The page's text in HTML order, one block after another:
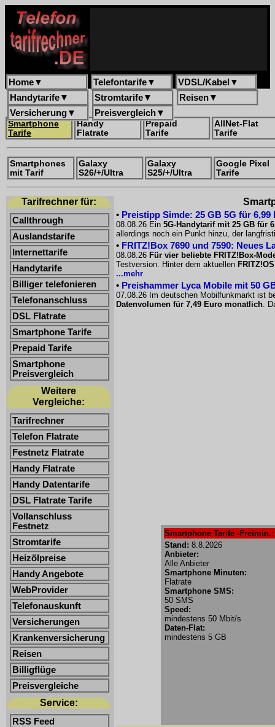
Home▼ Telefontarife▼ VDSL/Kabel ▼
Handytarife▼ Stromtarife▼ Reisen▼
Versicherung▼ Preisvergleich▼
Smartphone
Tarife
Handy
Flatrate
Prepaid
Tarife
AllNet-Flat
Tarife
Smartphones
mit Tarif
Galaxy
S26/+/Ultra
Galaxy
S25/+/Ultra
Google Pixel
Tarife
Tarifrechner für:
Callthrough
Auslandstarife
Internettarife
Handytarife
Billiger telefonieren
Telefonanschluss
DSL Flatrate
Smartphone Tarife
Prepaid Tarife
Smartphone
Preisvergleich
Weitere
Vergleiche:
Tarifrechner
Telefon Flatrate
Festnetz Flatrate
Handy Flatrate
Handy Datentarife
DSL Flatrate Tarife
Vollanschluss
Festnetz
Stromtarife
Heizölpreise
Handy Angebote
WebProvider
Telefonauskunft
Versicherungen
Krankenversicherung
Reisen
Billigflüge
Preisvergleiche
Service:
RSS Feed
• Preistipp Simde: 25 GB 5G für
08.08.26 Ein 5G-Handytarif mit 25 GB für
allerdings noch ein Punkt hinzu, der
• FRITZ!Box 7690 und 7590: Neues
08.08.26 Für vier beliebte FRITZ!Box-
Testversion. Hinter dem aktuellen
...mehr
• Preishammer Lyca Mobile mit 50
07.08.26 Im deutschen Mobilfunkmarkt ist
Datenvolumen für 7,49 Euro monatlich.
Smartphone Tarife -
Stand: 8.8.2026
Anbieter:
Alle Anbieter
Smartphone Minuten:
Flatrate
Smartphone SMS:
50 SMS
Speed:
mindestens 50 Mbit/s
Daten-Flat:
mindestens 5 GB